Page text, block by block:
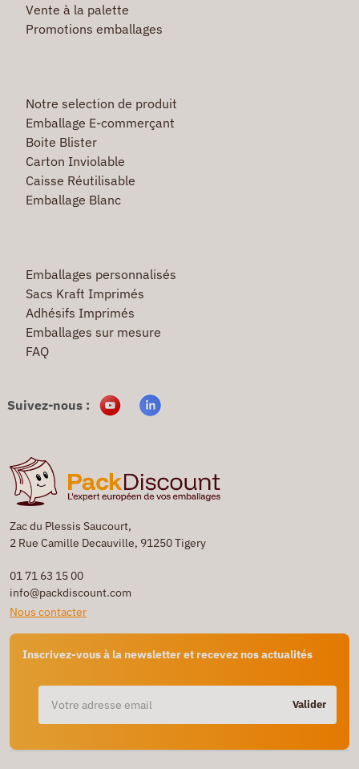
Zac du Plessis Saucourt,
2 Rue Camille Decauville, 91250 Tigery
01 71 63 15 00
info@packdiscount.com
Nous contacter
Inscrivez-vous à la newsletter et recevez nos actualités
Valider
Vente à la palette
Promotions emballages
Notre selection de produit
Emballage E-commerçant
Boite Blister
Carton Inviolable
Caisse Réutilisable
Emballage Blanc
Emballages personnalisés
Sacs Kraft Imprimés
Adhésifs Imprimés
Emballages sur mesure
FAQ
Suivez-nous :